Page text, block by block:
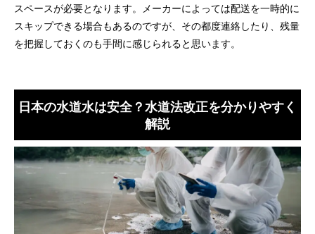
スペースが必要となります。メーカーによっては配送を一時的に
スキップできる場合もあるのですが、その都度連絡したり、残量
を把握しておくのも手間に感じられると思います。
日本の水道水は安全？水道法改正を分かりやすく
解説